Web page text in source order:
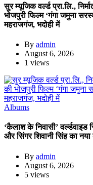
सुर म्यूजिक वर्ल्ड प्रा.लि.,
भोजपुरी फिल्म ‘गंगा जमुना
महराजगंज, भदोही में
By admin
August 6, 2026
1 views
Albums
‘कैलाश के निवासी’ वर्ल्डवाइड
और सिंगर शिवानी सिंह का नया
By admin
August 6, 2026
5 views